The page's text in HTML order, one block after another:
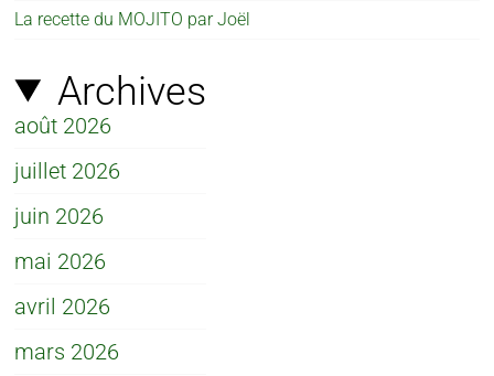
La recette du MOJITO par Joël
Archives
août 2026
juillet 2026
juin 2026
mai 2026
avril 2026
mars 2026